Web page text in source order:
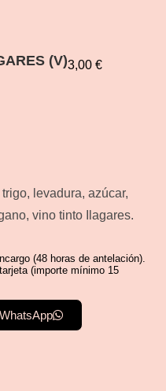
(V)3,00 €
levadura, azúcar,
vino tinto Ilagares.
(48 horas de antelación).
(importe mínimo 15